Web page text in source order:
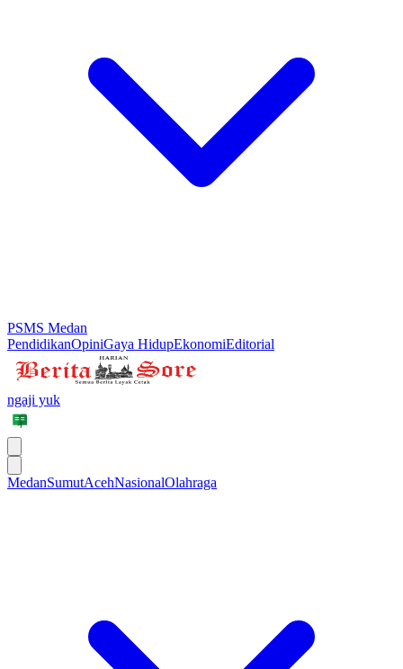
PSMS Medan
PendidikanOpiniGaya HidupEkonomiEditorial
ngaji yuk
MedanSumutAcehNasionalOlahraga